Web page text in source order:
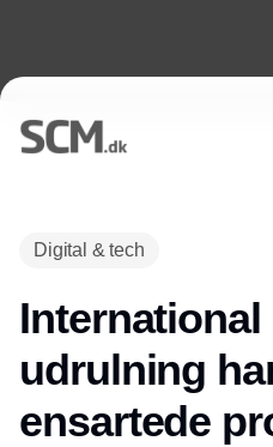
Digital & tech
International
udrulning
ensartede